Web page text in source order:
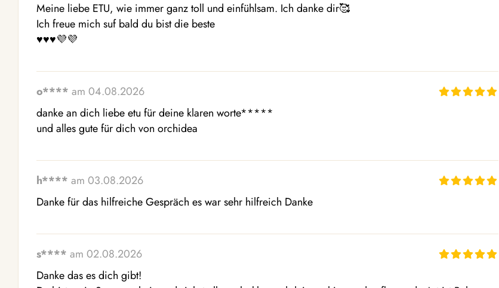
Meine liebe ETU, wie immer ganz toll und einfühlsam. Ich danke dir🥰
Ich freue mich suf bald du bist die beste
♥️♥️♥️💜💜
o**** am 04.08.2026
danke an dich liebe etu für deine klaren worte*****
und alles gute für dich von orchidea
h**** am 03.08.2026
Danke für das hilfreiche Gespräch es war sehr hilfreich Danke
s**** am 02.08.2026
Danke das es dich gibt!